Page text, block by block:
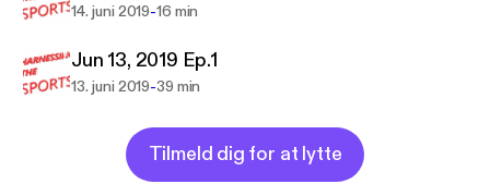
14. juni 2019-16 min
Jun 13, 2019 Ep.1
13. juni 2019-39 min
Tilmeld dig for at lytte